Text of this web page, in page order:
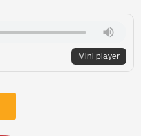
Mini player